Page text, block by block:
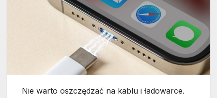
Nie warto oszczędzać na kablu i ładowarce.